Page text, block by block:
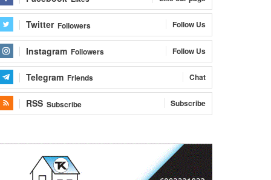
Twitter Followers Follow Us
Instagram Followers Follow Us
Telegram Friends Chat
RSS Subscribe Subscribe